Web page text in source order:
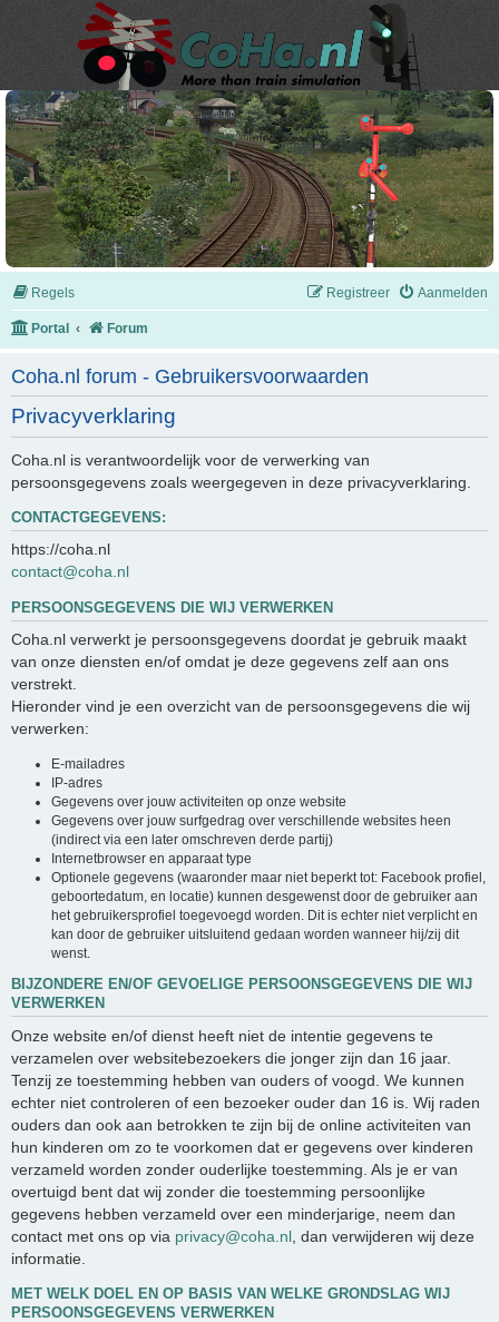
Regels Aanmelden
Registreer
Portal Forum
Coha.nl forum - Gebruikersvoorwaarden
Privacyverklaring
Coha.nl is verantwoordelijk voor de verwerking van
persoonsgegevens zoals weergegeven in deze privacyverklaring.
CONTACTGEGEVENS:
https://coha.nl
contact@coha.nl
PERSOONSGEGEVENS DIE WIJ VERWERKEN
Coha.nl verwerkt je persoonsgegevens doordat je gebruik maakt
van onze diensten en/of omdat je deze gegevens zelf aan ons
verstrekt.
Hieronder vind je een overzicht van de persoonsgegevens die wij
verwerken:
E-mailadres
IP-adres
Gegevens over jouw activiteiten op onze website
Gegevens over jouw surfgedrag over verschillende websites heen
(indirect via een later omschreven derde partij)
Internetbrowser en apparaat type
Optionele gegevens (waaronder maar niet beperkt tot: Facebook profiel,
geboortedatum, en locatie) kunnen desgewenst door de gebruiker aan
het gebruikersprofiel toegevoegd worden. Dit is echter niet verplicht en
kan door de gebruiker uitsluitend gedaan worden wanneer hij/zij dit
wenst.
BIJZONDERE EN/OF GEVOELIGE PERSOONSGEGEVENS DIE WIJ
VERWERKEN
Onze website en/of dienst heeft niet de intentie gegevens te
verzamelen over websitebezoekers die jonger zijn dan 16 jaar.
Tenzij ze toestemming hebben van ouders of voogd. We kunnen
echter niet controleren of een bezoeker ouder dan 16 is. Wij raden
ouders dan ook aan betrokken te zijn bij de online activiteiten van
hun kinderen om zo te voorkomen dat er gegevens over kinderen
verzameld worden zonder ouderlijke toestemming. Als je er van
overtuigd bent dat wij zonder die toestemming persoonlijke
gegevens hebben verzameld over een minderjarige, neem dan
contact met ons op via privacy@coha.nl , dan verwijderen wij deze
informatie.
MET WELK DOEL EN OP BASIS VAN WELKE GRONDSLAG WIJ
PERSOONSGEGEVENS VERWERKEN